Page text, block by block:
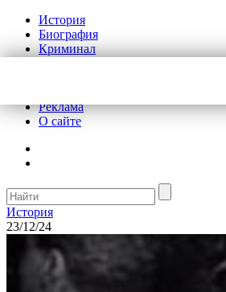
История
Биография
Криминал
Реклама
О сайте
История
23/12/24